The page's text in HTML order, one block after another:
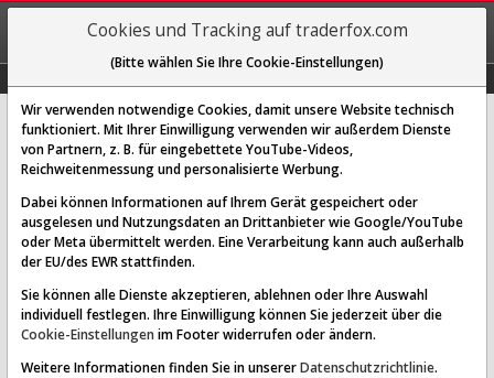
REGIS-
TRIEREN
Limbach Holdings Inc.
[LMB | ISIN US53263P1057]
48,677 $ 1,66 %
Echtzeit-Aktienkurs 07.08.2026 19:59 Uhr
BID:48,559 $
Website:
Sektor:
Industrials / Building Products & Equipment
0.57 Mrd. USD
Anzahl
11,924,993
Cookies und Tracking auf traderfox.com
(Bitte wählen Sie Ihre Cookie-Einstellungen)
Wir verwenden notwendige Cookies, damit unsere Website technisch
funktioniert. Mit Ihrer Einwilligung verwenden wir außerdem Dienste
von Partnern, z. B. für eingebettete YouTube-Videos,
Reichweitenmessung und personalisierte Werbung.
Dabei können Informationen auf Ihrem Gerät gespeichert oder
ausgelesen und Nutzungsdaten an Drittanbieter wie Google/YouTube
oder Meta übermittelt werden. Eine Verarbeitung kann auch außerhalb
der EU/des EWR stattfinden.
Sie können alle Dienste akzeptieren, ablehnen oder Ihre Auswahl
individuell festlegen. Ihre Einwilligung können Sie jederzeit über die
Cookie-Einstellungen im Footer widerrufen oder ändern.
Weitere Informationen finden Sie in unsererDatenschutzrichtlinie.